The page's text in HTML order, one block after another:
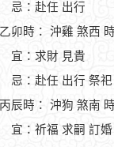
忌：赴任 出行
卯時： 沖雞 煞西
宜：求財 見貴
忌：赴任 出行 祭
辰時： 沖狗 煞南
宜：祈福 求嗣 訂